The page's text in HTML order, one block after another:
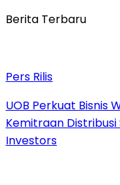
Berita Terbaru
Pers Rilis
UOB Perkuat Bisnis
Kemitraan
Investors